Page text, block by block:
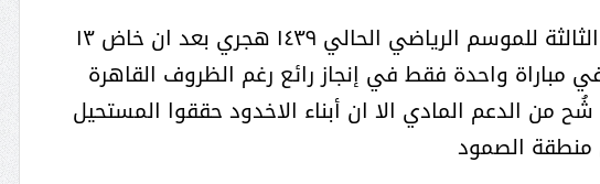
حقق نادي الاخدود بطولة اندية الدرجة الثالثة للموسم الرياضي الحالي ١٤٣٩ هجري بعد ان خاض ١٣
١٢ مباراة وتعادل في مباراة واحدة فقط في إنجاز رائع رغم الظروف القاهرة
من الدعم المادي الا ان أبناء الاخدود حققوا المستحيل
منطقة الصمود
الأميرة (نجود بنت هذلول ) .. ميراث
العطاء
أمل البنيان .. طبيبة فوق العادة .: